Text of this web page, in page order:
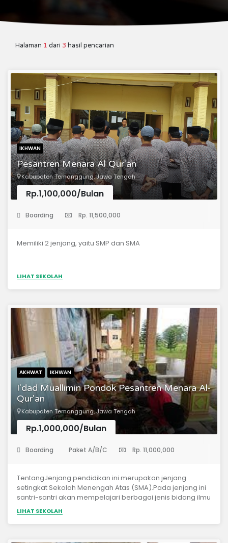
Halaman 1 dari 3 hasil pencarian
IKHWAN
Pesantren Menara Al Qur'an
Kabupaten Temanggung, Jawa Tengah
Rp.1,100,000/Bulan
Boarding Rp. 11,500,000
Memiliki 2 jenjang, yaitu SMP dan SMA
LIHAT SEKOLAH
AKHWAT IKHWAN
I'dad Muallimin Pondok Pesantren Menara Al-
Qur'an
Kabupaten Temanggung, Jawa Tengah
Rp.1,000,000/Bulan
Boarding Paket A/B/C Rp. 11,000,000
TentangJenjang pendidikan ini merupakan jenjang
setingkat Sekolah Menengah Atas (SMA).Pada jenjang ini
santri-santri akan mempelajari berbagai jenis bidang ilmu
agama dengan menggunakan pengantar Bahasa Arab,
dan ilmu-ilmu umum yang menjadi kurikulum wajib
Diknas.KurikulumDetil tentang kurikulum diletakkan di sini.
LIHAT SEKOLAH